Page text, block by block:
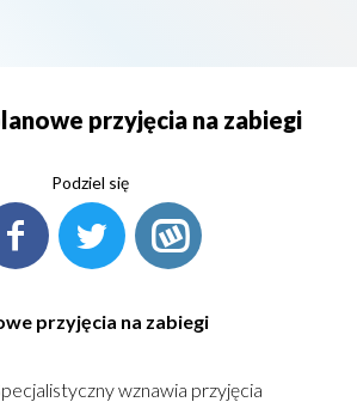
przyjęcia na zabiegi
Podziel się
przyjęcia na zabiegi
wznawia przyjęcia